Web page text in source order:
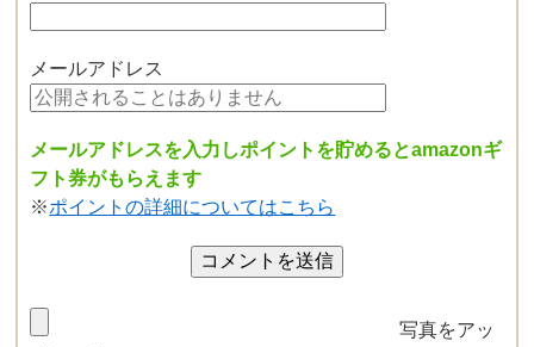
メールアドレス
メールアドレスを入力しポイントを貯めるとamazonギ
フト券がもらえます
※ポイントの詳細についてはこちら
写真をアッ